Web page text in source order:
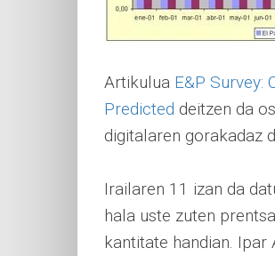
Artikulua E&P Survey:
Predicted deitzen da
digitalaren gorakadaz
Irailaren 11 izan da
hala uste zuten
kantitate handian.